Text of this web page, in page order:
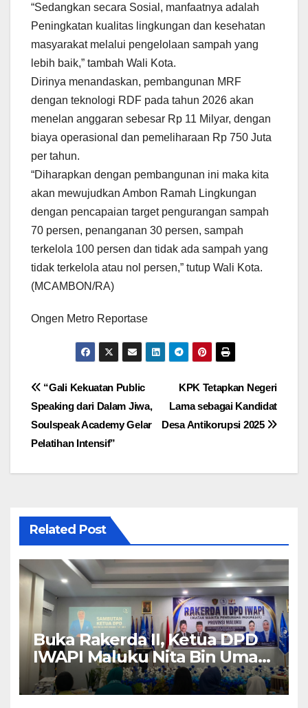
“Sedangkan secara Sosial, manfaatnya adalah
Peningkatan kualitas lingkungan dan kesehatan
masyarakat melalui pengelolaan sampah yang
lebih baik,” tambah Wali Kota.
Dirinya menandaskan, pembangunan MRF
dengan teknologi RDF pada tahun 2026 akan
menelan anggaran sebesar Rp 11 Milyar, dengan
biaya operasional dan pemeliharaan Rp 750 Juta
per tahun.
“Diharapkan dengan pembangunan ini maka kita
akan mewujudkan Ambon Ramah Lingkungan
dengan pencapaian target pengurangan sampah
70 persen, penanganan 30 persen, sampah
terkelola 100 persen dan tidak ada sampah yang
tidak terkelola atau nol persen,” tutup Wali Kota.
(MCAMBON/RA)
Ongen Metro Reportase
Navigasi
pos
KPK Tetapkan Negeri
Lama sebagai Kandidat
Desa Antikorupsi 2025
“Gali Kekuatan Public
Speaking dari Dalam Jiwa,
Soulspeak Academy Gelar
Pelatihan Intensif”
Related Post
Buka Rakerda II, Ketua DPD
IWAPI Maluku Nita Bin Umar:
Perempuan Pengusaha Pilar
Penggerak UMKM